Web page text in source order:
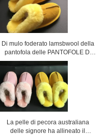
Di mulo foderato lamsbwool della
pantofola delle PANTOFOLE DI
LUSSO del MULO della PELLE DI
PECORA delle SIGNORE con la
pelle di pecora
La pelle di pecora australiana
delle signore ha allineato il